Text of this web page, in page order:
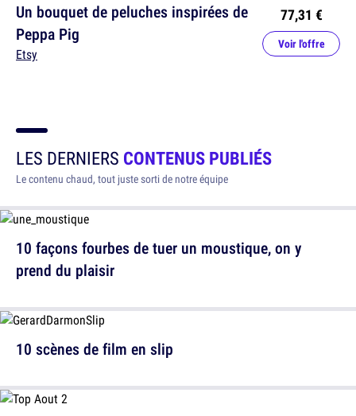
Un bouquet de peluches inspirées de
Peppa Pig
Etsy
77,31 €
Voir l'offre
LES DERNIERS CONTENUS PUBLIÉS
Le contenu chaud, tout juste sorti de notre équipe
10 façons fourbes de tuer un moustique, on y
prend du plaisir
10 scènes de film en slip